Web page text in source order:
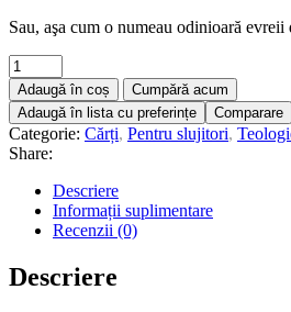
Sau, aşa cum o numeau odinioară
Adaugă în coș
Cumpără acum
Adaugă în lista cu preferințe
Comparare
Categorie: Cărți, Pentru slujitori,
Share:
Descriere
Informații suplimentare
Recenzii (0)
Descriere